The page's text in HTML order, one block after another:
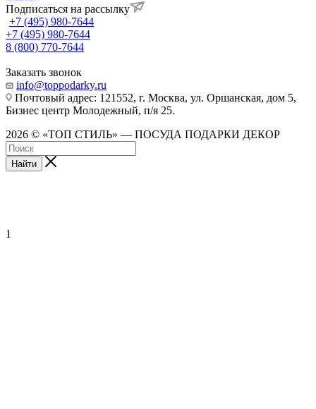
Подписаться на рассылку
+7 (495) 980-7644
+7 (495) 980-7644
8 (800) 770-7644
Заказать звонок
info@toppodarky.ru
Почтовый адрес: 121552, г. Москва, ул. Оршанская, дом 5,
Бизнес центр Молодежный, п/я 25.
2026 © «ТОП СТИЛЬ» — ПОСУДА ПОДАРКИ ДЕКОР
Найти
1